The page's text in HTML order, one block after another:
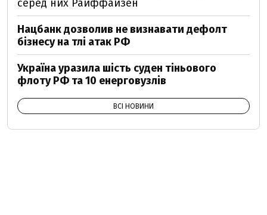
серед них Райффайзен
Нацбанк дозволив не визнавати дефолт
бізнесу на тлі атак РФ
Україна уразила шість суден тіньового
флоту РФ та 10 енерговузлів
ВСІ НОВИНИ